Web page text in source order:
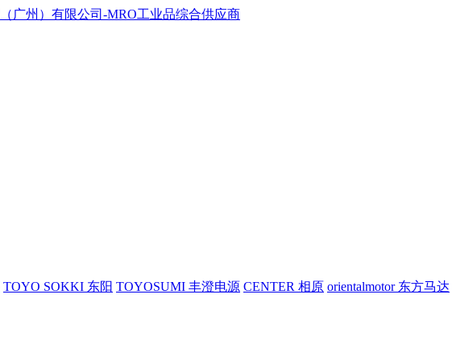
TOYO SOKKI 东阳 TOYOSUMI 丰澄电源 CENTER 相原 orientalmotor 东方马达